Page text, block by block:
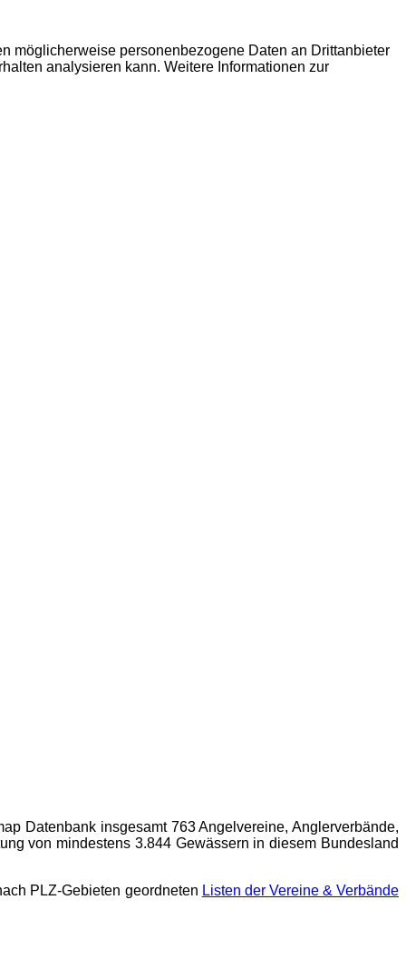
möglicherweise personenbezogene Daten an Drittanbieter
analysieren kann. Weitere Informationen zur
Datenbank insgesamt 763 Angelvereine, Anglerverbände,
von mindestens 3.844 Gewässern in diesem Bundesland
PLZ-Gebieten geordneten Listen der Vereine & Verbände